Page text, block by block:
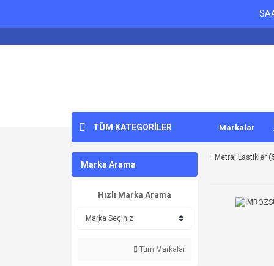
TÜM KATEGORİLER Markalar
Marka Arama
Hızlı Marka Arama
Tüm Markalar
Metraj Lastikler